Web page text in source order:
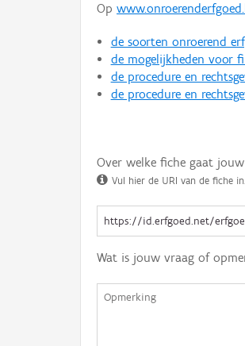
Op
de soorten onroerend
de mogelijkheden voor
de procedure en
de procedure en
Over welke fiche gaat
Vul hier de URI van de fiche
Wat is jouw vraag of